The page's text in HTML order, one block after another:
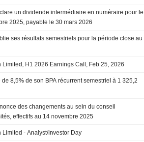
un dividende intermédiaire en numéraire pour le
2025, payable le 30 mars 2026
ses résultats semestriels pour la période close au
H1 2026 Earnings Call, Feb 25, 2026
8,5% de son BPA récurrent semestriel à 1 325,2
des changements au sein du conseil
effectifs au 14 novembre 2025
- Analyst/Investor Day